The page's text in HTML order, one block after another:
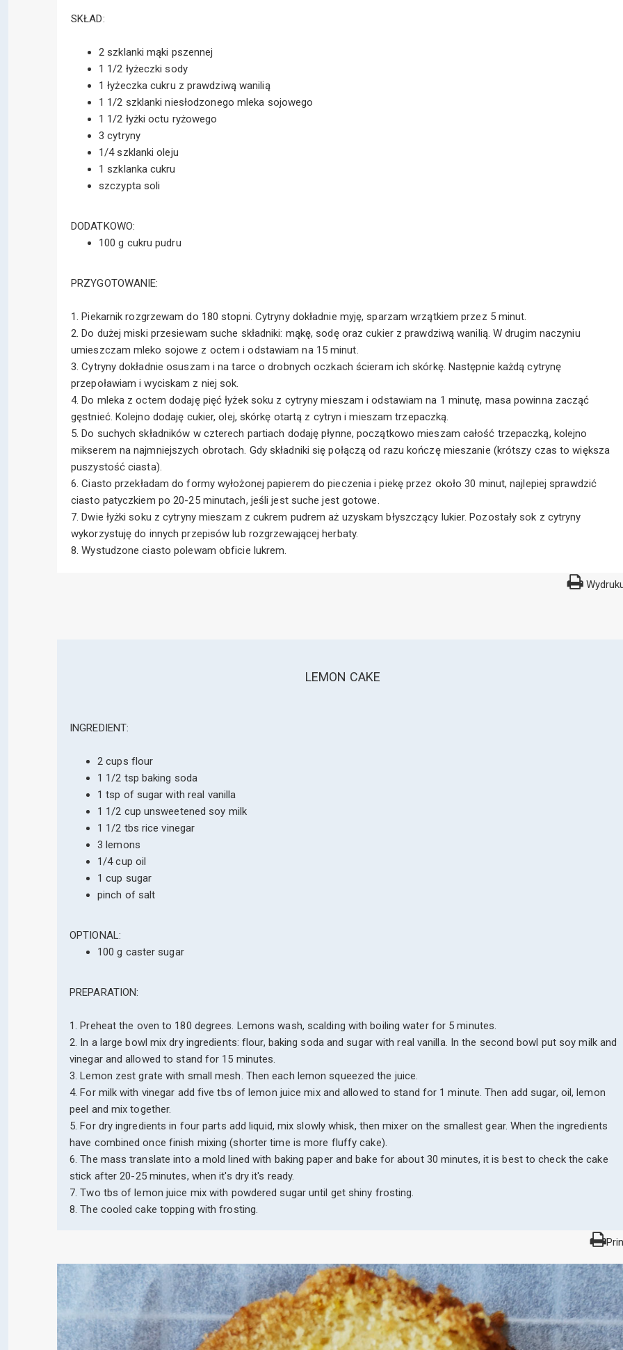
SKŁAD:
2 szklanki mąki pszennej
1 1/2 łyżeczki sody
1 łyżeczka cukru z prawdziwą wanilią
1 1/2 szklanki niesłodzonego mleka sojowego
1 1/2 łyżki octu ryżowego
3 cytryny
1/4 szklanki oleju
1 szklanka cukru
szczypta soli
DODATKOWO:
100 g cukru pudru
PRZYGOTOWANIE:
1. Piekarnik rozgrzewam do 180 stopni. Cytryny dokładnie myję, sparzam wrzątkiem przez 5 minut.
2. Do dużej miski przesiewam suche składniki: mąkę, sodę oraz cukier z prawdziwą wanilią. W drugim naczyniu
umieszczam mleko sojowe z octem i odstawiam na 15 minut.
3. Cytryny dokładnie osuszam i na tarce o drobnych oczkach ścieram ich skórkę. Następnie każdą cytrynę
przepoławiam i wyciskam z niej sok.
4. Do mleka z octem dodaję pięć łyżek soku z cytryny mieszam i odstawiam na 1 minutę, masa powinna zacząć
gęstnieć. Kolejno dodaję cukier, olej, skórkę otartą z cytryn i mieszam trzepaczką.
5. Do suchych składników w czterech partiach dodaję płynne, początkowo mieszam całość trzepaczką, kolejno
mikserem na najmniejszych obrotach. Gdy składniki się połączą od razu kończę mieszanie (krótszy czas to większa
puszystość ciasta).
6. Ciasto przekładam do formy wyłożonej papierem do pieczenia i piekę przez około 30 minut, najlepiej sprawdzić
ciasto patyczkiem po 20-25 minutach, jeśli jest suche jest gotowe.
7. Dwie łyżki soku z cytryny mieszam z cukrem pudrem aż uzyskam błyszczący lukier. Pozostały sok z cytryny
wykorzystuję do innych przepisów lub rozgrzewającej herbaty.
8. Wystudzone ciasto polewam obficie lukrem.
LEMON CAKE
INGREDIENT:
2 cups flour
1 1/2 tsp baking soda
1 tsp of sugar with real vanilla
1 1/2 cup unsweetened soy milk
1 1/2 tbs rice vinegar
3 lemons
1/4 cup oil
1 cup sugar
pinch of salt
OPTIONAL:
100 g caster sugar
PREPARATION:
1. Preheat the oven to 180 degrees. Lemons wash, scalding with boiling water for 5 minutes.
2. In a large bowl mix dry ingredients: flour, baking soda and sugar with real vanilla. In the second bowl put soy milk and
vinegar and allowed to stand for 15 minutes.
3. Lemon zest grate with small mesh. Then each lemon squeezed the juice.
4. For milk with vinegar add five tbs of lemon juice mix and allowed to stand for 1 minute. Then add sugar, oil, lemon
peel and mix together.
5. For dry ingredients in four parts add liquid, mix slowly whisk, then mixer on the smallest gear. When the ingredients
have combined once finish mixing (shorter time is more fluffy cake).
6. The mass translate into a mold lined with baking paper and bake for about 30 minutes, it is best to check the cake
stick after 20-25 minutes, when it's dry it's ready.
7. Two tbs of lemon juice mix with powdered sugar until get shiny frosting.
8. The cooled cake topping with frosting.